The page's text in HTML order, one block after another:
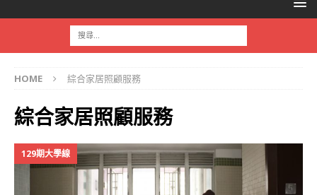
HOME 綜合家居照顧服務
綜合家居照顧服務
129期大學線